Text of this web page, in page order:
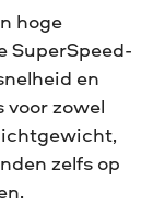
hoge
SuperSpeed-
en
voor zowel
zelfs op